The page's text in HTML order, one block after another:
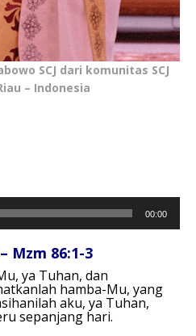
SCJ dari komunitas SCJ
– Indonesia
00:00
Mzm 86:1-3
ya Tuhan, dan
hamba-Mu, yang
aku, ya Tuhan,
sepanjang hari.